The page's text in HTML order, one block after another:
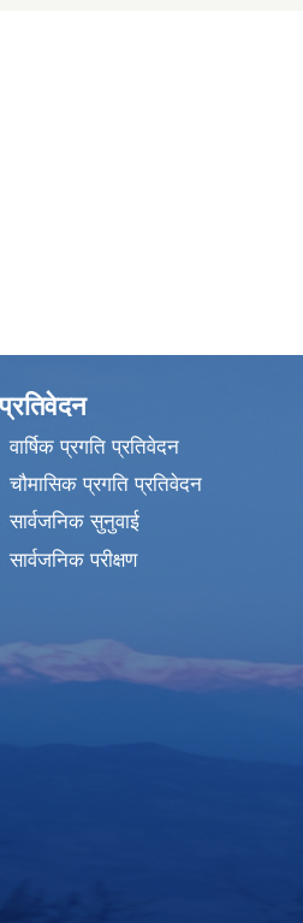
प्रतिवेदन
वार्षिक प्रगति प्रतिवेदन
चौमासिक प्रगति प्रतिवेदन
सार्वजनिक सुनुवाई
सार्वजनिक परीक्षण